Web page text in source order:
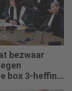
bezwaar
box 3-heffing